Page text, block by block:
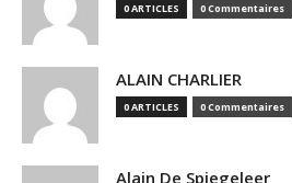
0 ARTICLES 0 Commentaires
ALAIN CHARLIER
0 ARTICLES 0 Commentaires
Alain De Spiegeleer